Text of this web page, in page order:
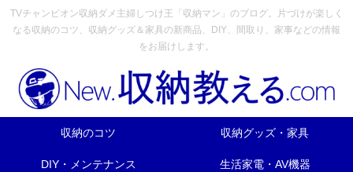
TVチャンピオン収納ダメ主婦しつけ王「収納マン」のブログ。片づけが楽しく
なる収納のコツ、収納グッズ＆家具の新商品、DIY、間取り、家事などの情報
をお届けします。
収納のコツ 収納グッズ・家具
DIY・メンテナンス 生活家電・AV機器